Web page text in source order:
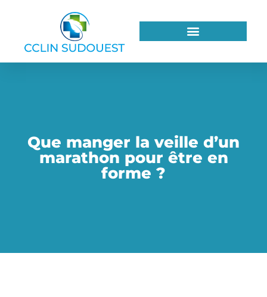
Que manger la veille d’un
marathon pour être en
forme ?